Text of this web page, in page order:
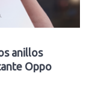
anillos
Oppo